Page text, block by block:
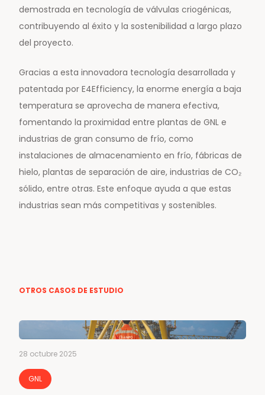
demostrada en tecnología de válvulas criogénicas,
contribuyendo al éxito y la sostenibilidad a largo plazo
del proyecto.
Gracias a esta innovadora tecnología desarrollada y
patentada por E4Efficiency, la enorme energía a baja
temperatura se aprovecha de manera efectiva,
fomentando la proximidad entre plantas de GNL e
industrias de gran consumo de frío, como
instalaciones de almacenamiento en frío, fábricas de
hielo, plantas de separación de aire, industrias de CO₂
sólido, entre otras. Este enfoque ayuda a que estas
industrias sean más competitivas y sostenibles.
OTROS CASOS DE ESTUDIO
28 octubre 2025
GNL